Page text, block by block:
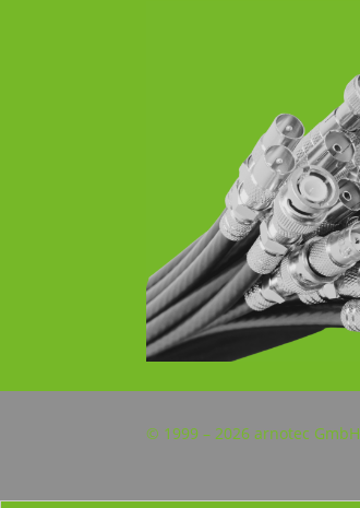
© 1999 – 2026 arnotec GmbH